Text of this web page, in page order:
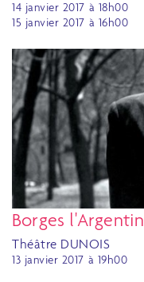
14 janvier 2017 à 18h00
15 janvier 2017 à 16h00
Borges l'Argentin
Théâtre DUNOIS
13 janvier 2017 à 19h00